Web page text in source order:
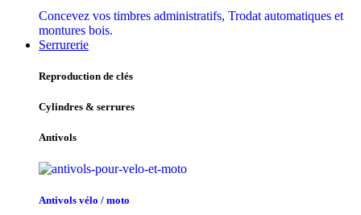
Concevez vos timbres administratifs, Trodat automatiques et
montures bois.
Serrurerie
Reproduction de clés
Cylindres & serrures
Antivols
Antivols vélo / moto